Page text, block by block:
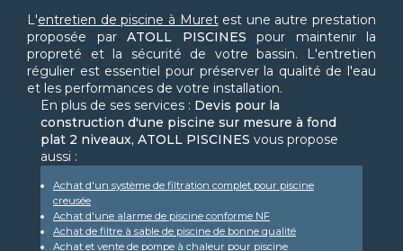
L'entretien de piscine à Muretest une autre prestation
proposée par ATOLL PISCINES pour maintenir la
propreté et la sécurité de votre bassin. L'entretien
régulier est essentiel pour préserver la qualité de l'eau
et les performances de votre installation.
En plus de ses services : Devis pour la
construction d'une piscine sur mesure à fond
plat 2 niveaux, ATOLL PISCINES vous propose
aussi :
Achat d'un système de filtration complet pour piscine
creusée
Achat d'une alarme de piscine conforme NF
Achat de filtre à sable de piscine de bonne qualité
Achat et vente de pompe à chaleur pour piscine